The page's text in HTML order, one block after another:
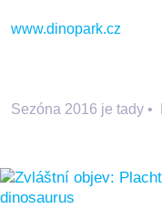
www.dinopark.cz
Sezóna 2016 je tady •